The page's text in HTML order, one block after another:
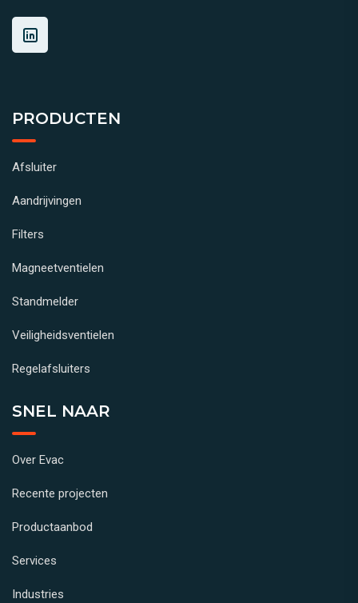
PRODUCTEN
Afsluiter
Aandrijvingen
Filters
Magneetventielen
Standmelder
Veiligheidsventielen
Regelafsluiters
SNEL NAAR
Over Evac
Recente projecten
Productaanbod
Services
Industries